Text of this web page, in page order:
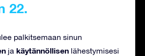
22.
palkitsemaan sinun
ja käytännöllisen lähestymisesi